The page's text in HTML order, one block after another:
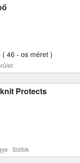
46 - os méret )
Protects
· Siófok